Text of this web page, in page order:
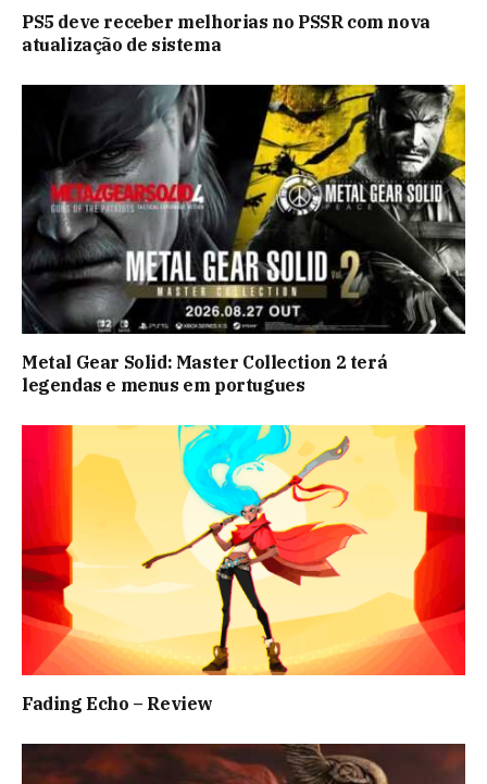
PS5 deve receber melhorias no PSSR com nova
atualização de sistema
Metal Gear Solid: Master Collection 2 terá
legendas e menus em portugues
Fading Echo – Review